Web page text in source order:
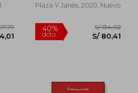
Plaza Y Janés, 2020, Nuevo